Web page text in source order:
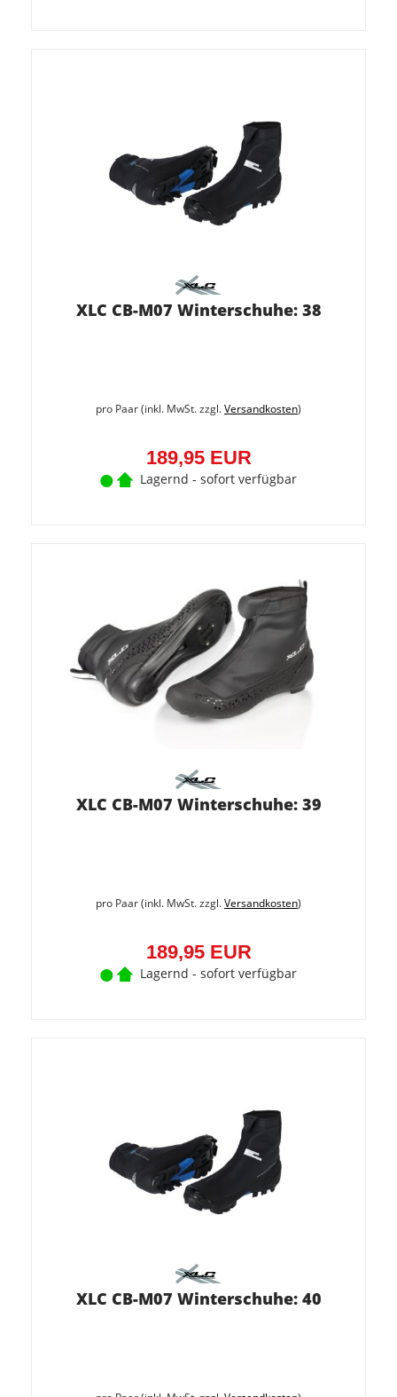
XLC CB-M07 Winterschuhe: 38
pro Paar (inkl. MwSt. zzgl.Versandkosten)
189,95 EUR
Lagernd - sofort verfügbar
XLC CB-M07 Winterschuhe: 39
pro Paar (inkl. MwSt. zzgl.Versandkosten)
189,95 EUR
Lagernd - sofort verfügbar
XLC CB-M07 Winterschuhe: 40